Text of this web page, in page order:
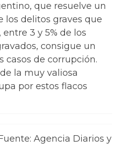
que resuelve un
delitos graves que
3 y 5% de los
consigue un
casos de corrupción.
la muy valiosa
por estos flacos
Agencia Diarios y